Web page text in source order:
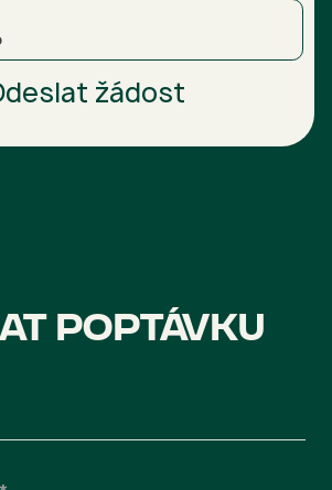
žádost
poptávku